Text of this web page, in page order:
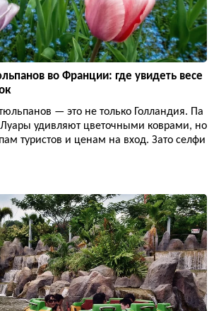
во Франции: где увидеть весе
— это не только Голландия. Па
удивляют цветочными коврами, но
туристов и ценам на вход. Зато селфи